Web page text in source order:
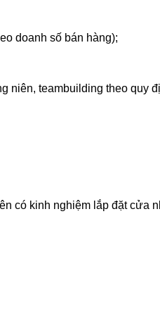
doanh số bán hàng);
teambuilding theo quy
có kinh nghiệm lắp đặt cửa